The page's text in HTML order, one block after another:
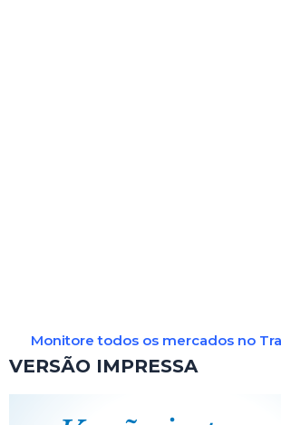
Monitore todos os mercados no
VERSÃO IMPRESSA